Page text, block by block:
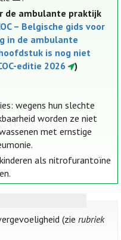
de ambulante praktijk
– Belgische gids voor
in de ambulante
is nog niet
editie 2026
)
wegens hun slechte
worden ze niet
met ernstige
als nitrofurantoïne
(zierubriek